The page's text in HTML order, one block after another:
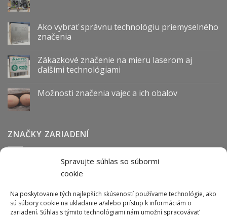
Spravujte súhlas so súbormi
cookie
Na poskytovanie tých najlepších skúseností používame technológie, ako
sú súbory cookie na ukladanie a/alebo prístup k informáciám o
zariadení. Súhlas s týmito technológiami nám umožní spracovávať
Ako vybrať správnu technológiu priemyselného
značenia
Zákazkové značenie na mieru laserom aj
ďalšími technológiami
Možnosti značenia vajec a ich obalov
ZNAČKY ZARIADENÍ
Anser Arca BOFA cab Carl Valentin
Datalogic Hitachi
Norwix
Purex Tiflex Tykma Zanasi